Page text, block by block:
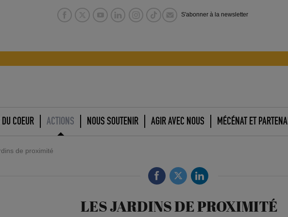
S'abonner à la newsletter
COEUR ACTIONS NOUS SOUTENIR AGIR AVEC NOUS MÉCÉNAT ET
de proximité
LES JARDINS DE PROXIMITÉ